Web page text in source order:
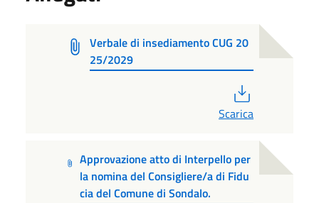
Verbale di insediamento CUG 20
25/2029
Scarica
Approvazione atto di Interpello per
la nomina del Consigliere/a di Fidu
cia del Comune di Sondalo.